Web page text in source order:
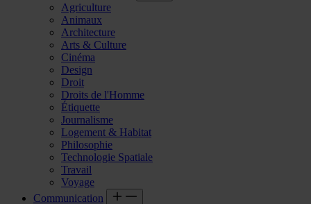
Agriculture
Animaux
Architecture
Arts & Culture
Cinéma
Design
Droit
Droits de l'Homme
Étiquette
Journalisme
Logement & Habitat
Philosophie
Technologie Spatiale
Travail
Voyage
Communication